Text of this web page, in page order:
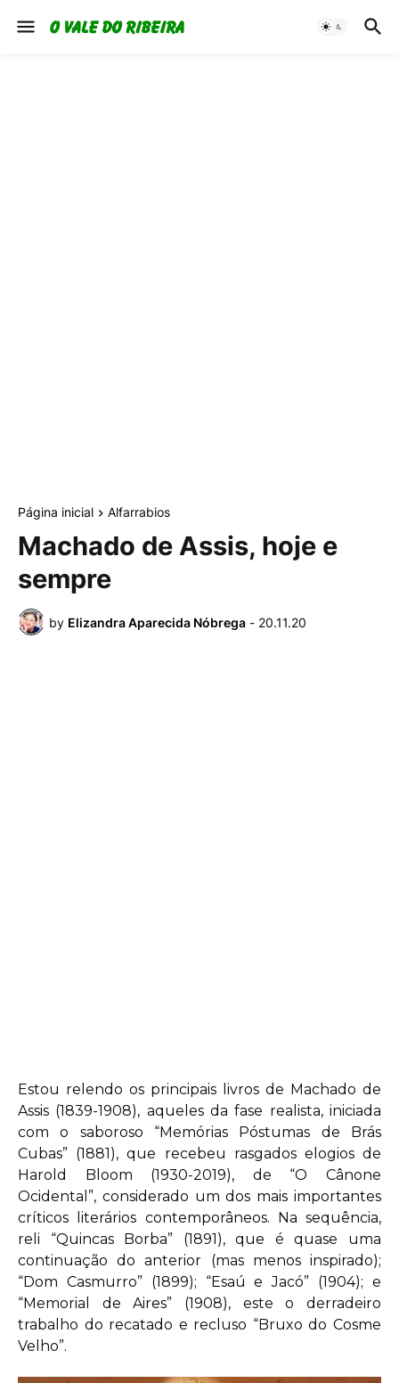
Página inicial Alfarrabios
Machado de Assis, hoje e
sempre
by Elizandra Aparecida Nóbrega - 20.11.20
Estou relendo os principais livros de Machado de
Assis (1839-1908), aqueles da fase realista, iniciada
com o saboroso “Memórias Póstumas de Brás
Cubas” (1881), que recebeu rasgados elogios de
Harold Bloom (1930-2019), de “O Cânone
Ocidental”, considerado um dos mais importantes
críticos literários contemporâneos. Na sequência,
reli “Quincas Borba” (1891), que é quase uma
continuação do anterior (mas menos inspirado);
“Dom Casmurro” (1899); “Esaú e Jacó” (1904); e
“Memorial de Aires” (1908), este o derradeiro
trabalho do recatado e recluso “Bruxo do Cosme
Velho”.